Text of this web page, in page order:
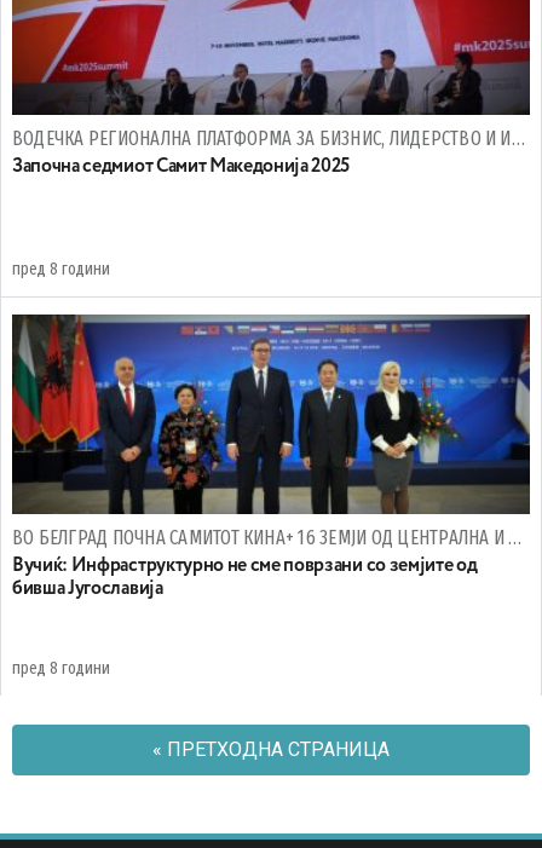
ВОДЕЧКА РЕГИОНАЛНА ПЛАТФОРМА ЗА БИЗНИС, ЛИДЕРСТВО И ИНОВАЦИИ
Започна седмиот Самит Македонија 2025
пред 8 години
ВО БЕЛГРАД ПОЧНА САМИТОТ КИНА+ 16 ЗЕМЈИ ОД ЦЕНТРАЛНА И ИСТОЧНА ЕВРОПА
Вучиќ: Инфраструктурно не сме поврзани со земјите од
бивша Југославија
пред 8 години
« ПРЕТХОДНА СТРАНИЦА